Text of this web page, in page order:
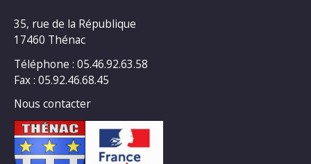
35, rue de la République
17460 Thénac
Téléphone : 05.46.92.63.58
Fax : 05.92.46.68.45
Nous contacter